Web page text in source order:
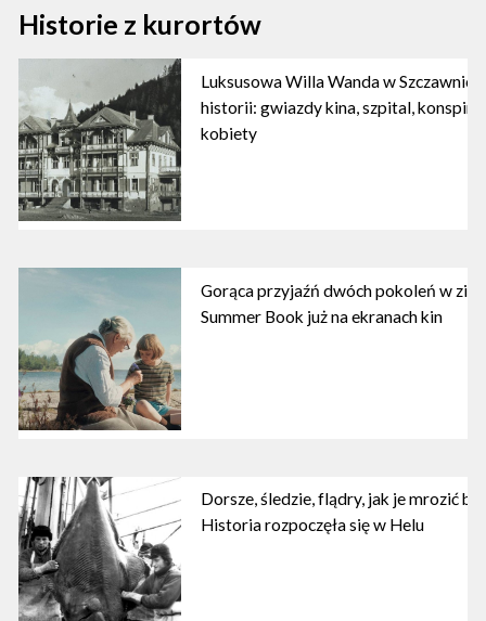
Historie z kurortów
Luksusowa Willa Wanda w
historii: gwiazdy kina, szpital,
kobiety
Gorąca przyjaźń dwóch pokoleń w
Summer Book już na ekranach kin
Dorsze, śledzie, flądry, jak je mrozić
Historia rozpoczęła się w Helu